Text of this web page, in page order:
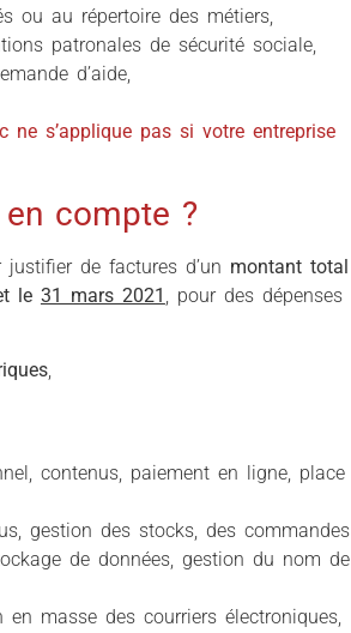
ou au répertoire des métiers,
patronales de sécurité sociale,
d’aide,
s’applique pas si votre entreprise
compte ?
de factures d’un montant total
le 31 mars 2021
, pour des dépenses
,
contenus, paiement en ligne, place
gestion des stocks, des commandes
de données, gestion du nom de
masse des courriers électroniques,